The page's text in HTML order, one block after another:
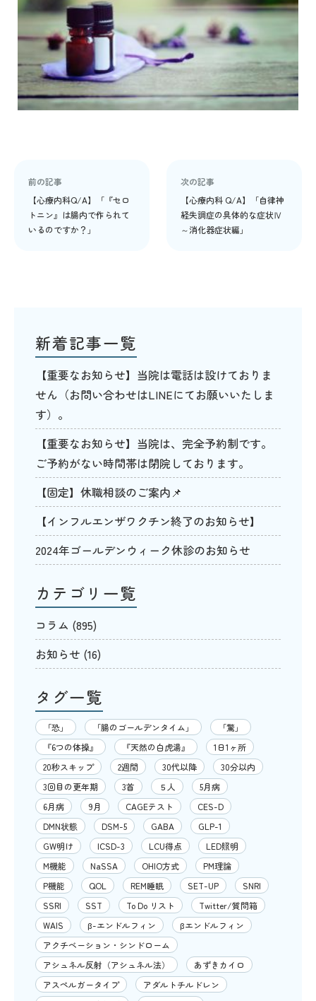
前の記事
【心療内科Q/A】「『セロ
トニン』は腸内で作られて
いるのですか？」
次の記事
【心療内科 Q/A】「自律神
経失調症の具体的な症状Ⅳ
～消化器症状編」
新着記事一覧
【重要なお知らせ】当院は電話は設けておりま
せん（お問い合わせはLINEにてお願いいたしま
す）。
【重要なお知らせ】当院は、完全予約制です。
ご予約がない時間帯は閉院しております。
【固定】休職相談のご案内📌
【インフルエンザワクチン終了のお知らせ】
2024年ゴールデンウィーク休診のお知らせ
カテゴリ一覧
コラム (895)
お知らせ (16)
タグ一覧
「恐」 「腸のゴールデンタイム」
「驚」
『6つの体操』
『天然の白虎湯』
1日1ヶ所
20秒スキップ
2週間 30代以降
30分以内
3回目の更年期
3首 ５人
5月病
6月病
9月 CAGEテスト
CES-D
DMN状態
DSM-5 GABA
GLP-1
GW明け
ICSD-3 LCU得点
LED照明
M機能
NaSSA OHIO方式
PM理論
P機能
QOL REM睡眠 SET-UP
SNRI
SSRI
SST To Do リスト
Twitter/質問箱
WAIS
β-エンドルフィン
βエンドルフィン
アクチベーション・シンドローム
アシュネル反射（アシュネル法）
あずきカイロ
アスペルガータイプ
アダルトチルドレン